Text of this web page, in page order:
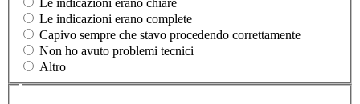
Le indicazioni erano complete
Capivo sempre che stavo procedendo correttamente
Non ho avuto problemi tecnici
Altro